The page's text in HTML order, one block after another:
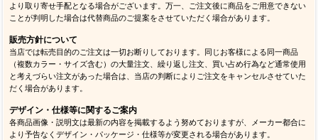
より取り寄せ手配となる場合がございます。万一、ご注文後に商品をご用意できない
ことが判明した場合は代替商品のご提案をさせていただく場合があります。
販売方針について
当店では転売目的のご注文は一切お断りしております。同じお客様による同一商品
（複数カラー・サイズ含む）の大量注文、繰り返し注文、買い占め行為など通常使用
と考えづらい注文があった場合は、当店の判断によりご注文をキャンセルさせていた
だく場合があります。
デザイン・仕様等に関するご案内
各商品画像・説明文は最新の内容を掲載するよう努めておりますが、メーカー都合に
より予告なくデザイン・パッケージ・仕様等が変更される場合があります。